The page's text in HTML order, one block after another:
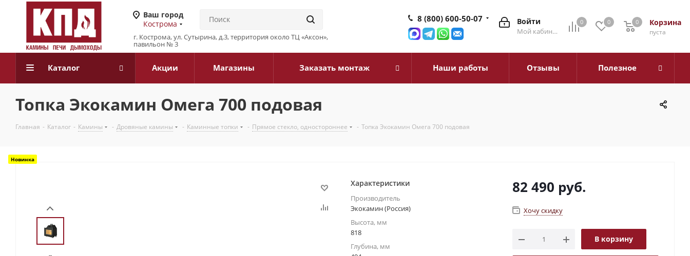
Ваш город
Кострома
г. Кострома, ул. Сутырина, д.3, территория около ТЦ «Аксон»,
павильон № 3
0 0 Корзина
0
пуста
0
Войти
Мой кабинет
8 (800) 600-50-07
Каталог Акции Магазины Заказать монтаж Наши работы Отзывы Полезное
Топка Экокамин Омега 700 подовая
Главная - Каталог - Камины - Дровяные камины - Каминные топки - Прямое стекло, одностороннее - Топка Экокамин Омега 700 подовая
Новинка
Характеристики
Производитель
Экокамин (Россия)
Высота, мм
818
Глубина, мм
82 490 руб.
Хочу скидку
В корзину